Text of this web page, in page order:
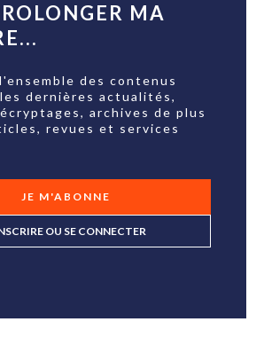
MA
des contenus
dernières actualités,
archives de plus
revues et services
JE M'ABONNE
OU SE CONNECTER